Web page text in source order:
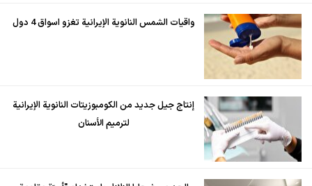
واقيات الشمس النانوية الإيرانية تغزو اسواق 4 دول
إنتاج جيل جديد من الكومبوزيتات النانوية الإيرانية
لترميم الأسنان